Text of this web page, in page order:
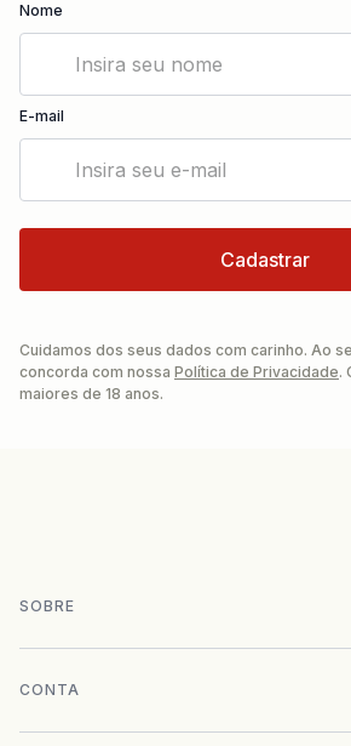
Nome
E-mail
Cuidamos dos seus dados com carinho. Ao
concorda com nossa Política de Privacidade.
maiores de 18 anos.
SOBRE
História
CONTA